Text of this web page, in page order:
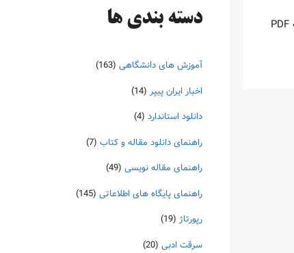
اینروزها خرید PDF کتاب‎های خارجی بسیار رواج یافته است. با آنکه نسخه‌های ترجمه شده بسیار زیادی از کتاب‌ها چه به صورت چاپی و چه به صورت PDF
دسته‌ بندی ها
آموزش های دانشگاهی (163)
اخبار ایران پیپر (14)
دانلود استاندارد (4)
راهنمای دانلود مقاله و کتاب (7)
راهنمای مقاله نویسی (49)
راهنمای پایگاه های اطلاعاتی (145)
رپورتاژ (19)
سرقت ادبی (20)